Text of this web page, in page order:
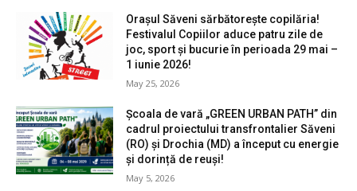
Orașul Săveni sărbătorește copilăria!
Festivalul Copiilor aduce patru zile de
joc, sport și bucurie în perioada 29 mai –
1 iunie 2026!
May 25, 2026
Școala de vară „GREEN URBAN PATH” din
cadrul proiectului transfrontalier Săveni
(RO) și Drochia (MD) a început cu energie
și dorință de reuși!
May 5, 2026